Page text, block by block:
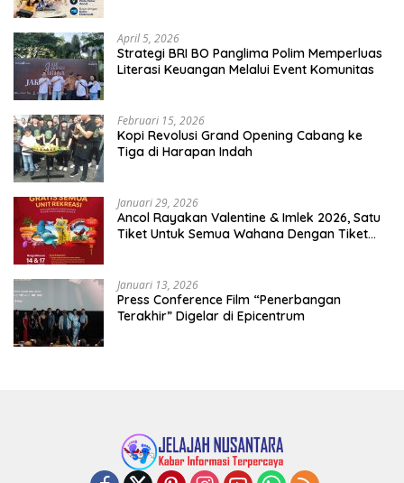
April 5, 2026
​Strategi BRI BO Panglima Polim Memperluas
Literasi Keuangan Melalui Event Komunitas
Februari 15, 2026
Kopi Revolusi Grand Opening Cabang ke
Tiga di Harapan Indah
Januari 29, 2026
Ancol Rayakan Valentine & Imlek 2026, Satu
Tiket Untuk Semua Wahana Dengan Tiket
Januari 13, 2026
Press Conference Film “Penerbangan
Terakhir” Digelar di Epicentrum